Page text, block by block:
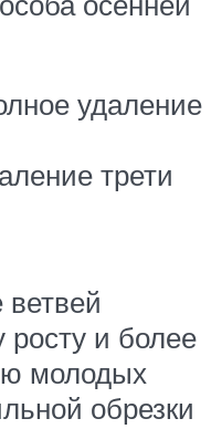
удаление
трети
росту и более
молодых
обрезки